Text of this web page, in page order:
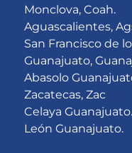
Monclova, Coah.
Aguascalientes,
San Francisco de
Guanajuato,
Abasolo
Zacatecas, Zac
Celaya Guanajuato.
León Guanajuato.